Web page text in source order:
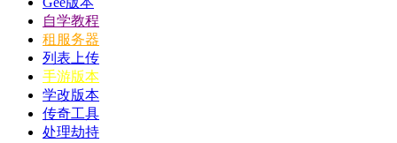
自学教程
租服务器
列表上传
手游版本
学改版本
传奇工具
处理劫持